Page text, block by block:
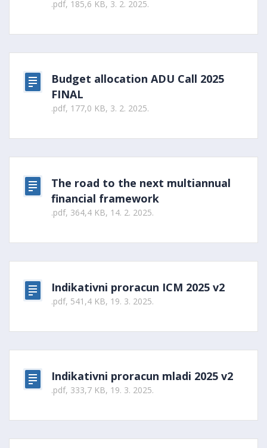
.pdf, 185,6 KB, 3. 2. 2025.
Budget allocation ADU Call 2025
FINAL
.pdf, 177,0 KB, 3. 2. 2025.
The road to the next multiannual
financial framework
.pdf, 364,4 KB, 14. 2. 2025.
Indikativni proracun ICM 2025 v2
.pdf, 541,4 KB, 19. 3. 2025.
Indikativni proracun mladi 2025 v2
.pdf, 333,7 KB, 19. 3. 2025.